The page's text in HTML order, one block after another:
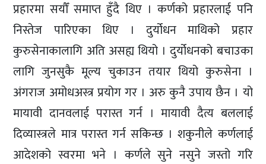
प्रहारमा सयौँ समाप्त हुँदै थिए । कर्णको प्रहारलाई पनि
निस्तेज पारिएका थिए । दुर्योधन माथिको प्रहार
कुरुसेनाकालागि अति असह्य थियो । दुर्योधनको बचाउका
लागि जुनसुकै मूल्य चुकाउन तयार थियो कुरुसेना ।
अंगराज अमोधअस्त्र प्रयोग गर । अरु कुनै उपाय छैन । यो
मायावी दानवलाई परास्त गर्न । मायावी दैत्य बललाई
दिव्यास्त्रले मात्र परास्त गर्न सकिन्छ । शकुनीले कर्णलाई
आदेशको स्वरमा भने । कर्णले सुने नसुने जस्तो गरि